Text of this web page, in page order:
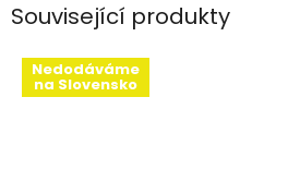
Související produkty
Nedodáváme
na Slovensko